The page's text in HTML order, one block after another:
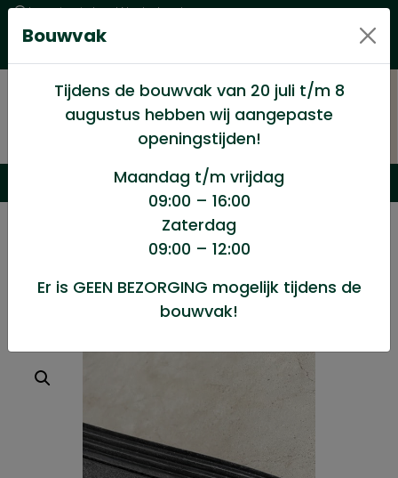
Levering in heel Nederland
Goede kwaliteitsproducten met een eerlijke prijs
Polycarbonaatplaten
Onderleg rubber
Bouwvak
Tijdens de bouwvak van 20 juli t/m 8
augustus hebben wij aangepaste
openingstijden!
Maandag t/m vrijdag
09:00 – 16:00
Zaterdag
09:00 – 12:00
Er is GEEN BEZORGING mogelijk tijdens de
bouwvak!